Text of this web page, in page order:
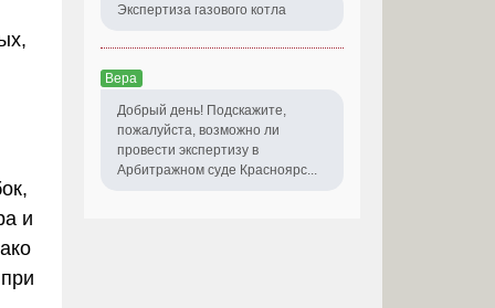
и
Экспертиза газового котла
Вера
Добрый день! Подскажите,
пожалуйста, возможно ли
провести экспертизу в
Арбитражном суде Красноярс...